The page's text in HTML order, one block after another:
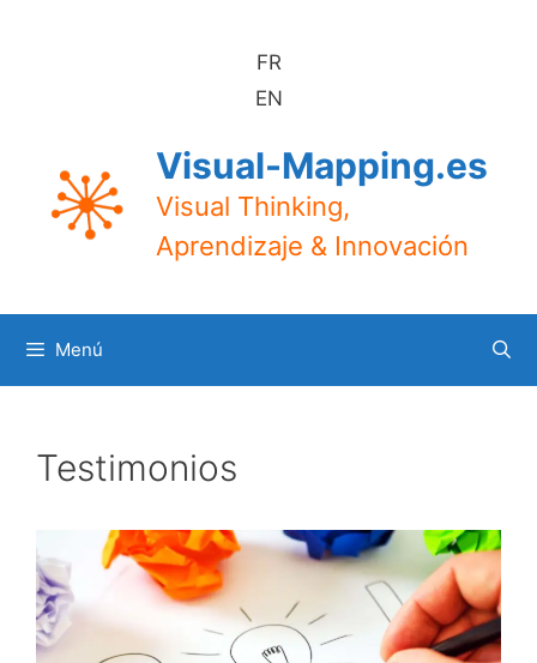
FR
EN
Visual-Mapping.es
Visual Thinking,
Aprendizaje & Innovación
Menú
Testimonios